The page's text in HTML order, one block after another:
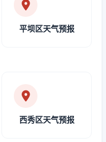
平坝区天气预报
西秀区天气预报